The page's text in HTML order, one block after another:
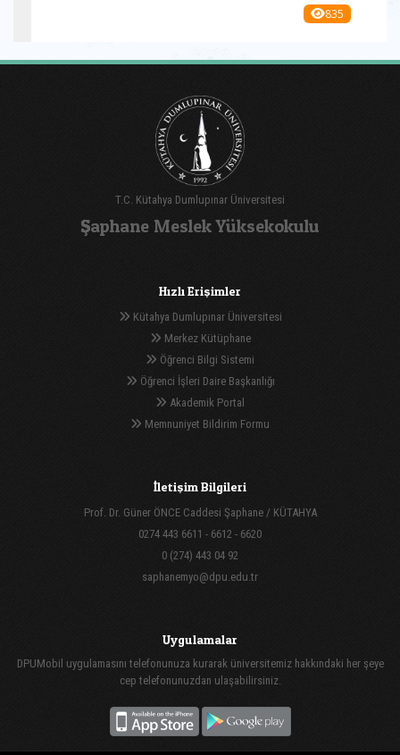
835
T.C. Kütahya Dumlupınar Üniversitesi
Şaphane Meslek Yüksekokulu
Hızlı Erişimler
Kütahya Dumlupınar Üniversitesi
Merkez Kütüphane
Öğrenci Bilgi Sistemi
Öğrenci İşleri Daire Başkanlığı
Akademik Portal
Memnuniyet Bildirim Formu
İletişim Bilgileri
Prof. Dr. Güner ÖNCE Caddesi Şaphane / KÜTAHYA
0274 443 6611 - 6612 - 6620
0 (274) 443 04 92
saphanemyo@dpu.edu.tr
Uygulamalar
DPUMobil uygulamasını telefonunuza kurarak üniversitemiz hakkındaki her şeye
cep telefonunuzdan ulaşabilirsiniz.